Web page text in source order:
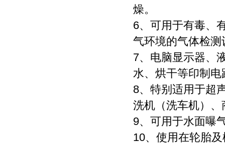
燥。
6、可用于有毒、
气环境的气体检测
7、电脑显示器、
水、烘干等印制
8、特别适用于超
洗机（洗车机）
9、可用于水面曝
10、使用在轮胎